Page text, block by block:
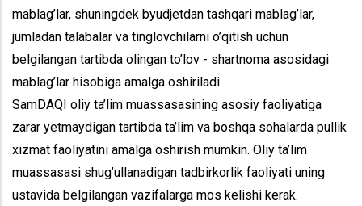
mablag’lar, shuningdek byudjetdan tashqari mablag’lar,
jumladan talabalar va tinglovchilarni o’qitish uchun
belgilangan tartibda olingan to’lov - shartnoma asosidagi
mablag’lar hisobiga amalga oshiriladi.
SamDAQI oliy ta’lim muassasasining asosiy faoliyatiga
zarar yetmaydigan tartibda ta’lim va boshqa sohalarda pullik
xizmat faoliyatini amalga oshirish mumkin. Oliy ta’lim
muassasasi shug’ullanadigan tadbirkorlik faoliyati uning
ustavida belgilangan vazifalarga mos kelishi kerak.